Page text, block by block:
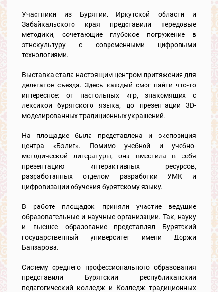
Участники из Бурятии, Иркутской области и
Забайкальского края представили передовые
методики, сочетающие глубокое погружение в
этнокультуру с современными цифровыми
технологиями.
Выставка стала настоящим центром притяжения для
делегатов съезда. Здесь каждый смог найти что-то
интересное: от настольных игр, знакомящих с
лексикой бурятского языка, до презентации 3D-
моделированных традиционных украшений.
На площадке была представлена и экспозиция
центра «Бэлиг». Помимо учебной и учебно-
методической литературы, она вместила в себя
презентацию интерактивных ресурсов,
разработанных отделом разработки УМК и
цифровизации обучения бурятскому языку.
В работе площадок приняли участие ведущие
образовательные и научные организации. Так, науку
и высшее образование представлял Бурятский
государственный университет имени Доржи
Банзарова.
Систему среднего профессионального образования
представили Бурятский республиканский
педагогический колледж и Колледж традиционных